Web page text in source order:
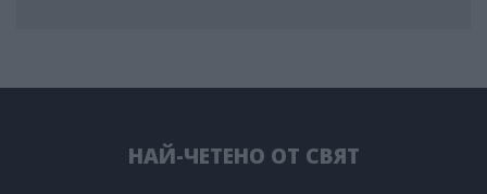
НАЙ-ЧЕТЕНО ОТ СВЯТ